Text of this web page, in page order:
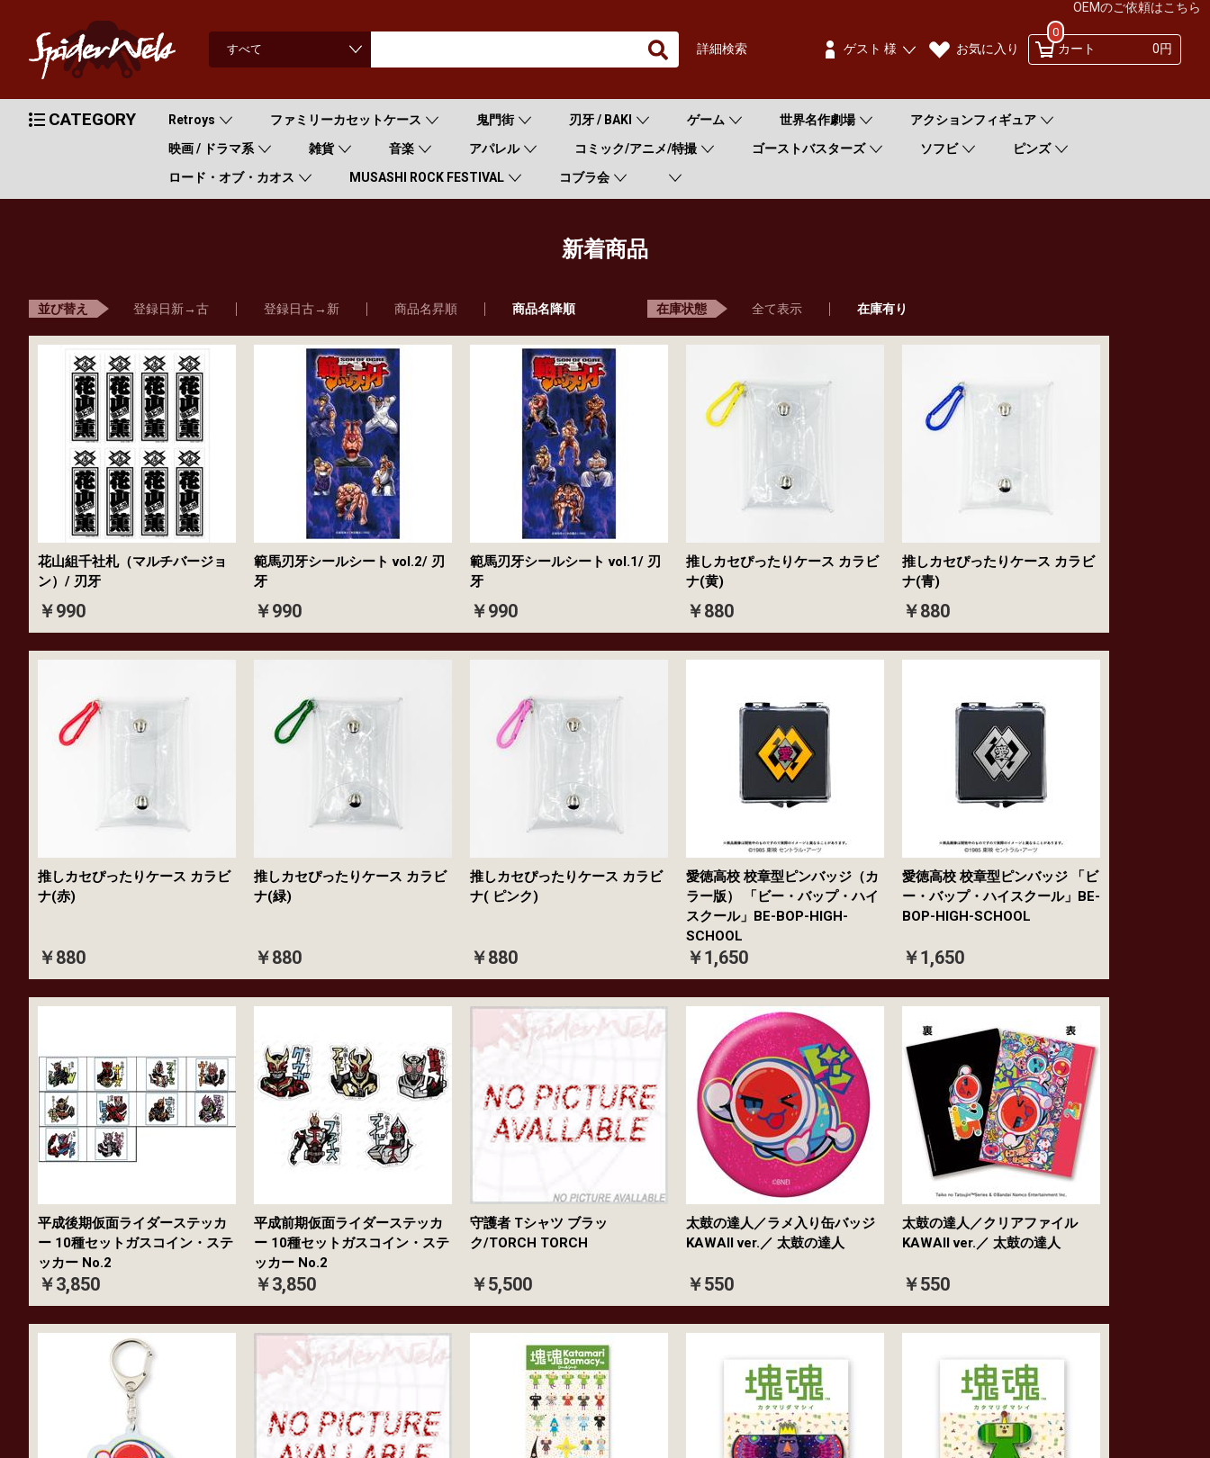
OEMのご依頼はこちら
詳細検索 ゲスト 様 お気に入り カート 0円
0
CATEGORY Retroys ファミリーカセットケース 鬼門街 刃牙 / BAKI ゲーム 世界名作劇場
アクションフィギュア
映画 / ドラマ系
雑貨 音楽 アパレル コミック/アニメ/特撮 ゴーストバスターズ ソフビ
ピンズ
ロード・オブ・カオス
MUSASHI ROCK FESTIVAL コブラ会
新着商品
並び替え 登録日新→古 登録日古→新 商品名昇順 商品名降順 在庫状態 全て表示 在庫有り
花山組千社札（マルチバージョ
ン）/ 刃牙
￥990
範馬刃牙シールシート vol.2/ 刃
牙
￥990
範馬刃牙シールシート vol.1/ 刃
牙
￥990
推しカセぴったりケース カラビ
ナ(黄)
￥880
推しカセぴったりケース カラビ
ナ(青)
￥880
推しカセぴったりケース カラビ
ナ(赤)
￥880
推しカセぴったりケース カラビ
ナ(緑)
￥880
推しカセぴったりケース カラビ
ナ( ピンク)
￥880
愛徳高校 校章型ピンバッジ（カ
ラー版） 「ビー・バップ・ハイ
スクール」BE-BOP-HIGH-
SCHOOL
￥1,650
愛徳高校 校章型ピンバッジ 「ビ
ー・バップ・ハイスクール」BE-
BOP-HIGH-SCHOOL
￥1,650
平成後期仮面ライダーステッカ
ー 10種セットガスコイン・ステ
ッカー No.2
￥3,850
平成前期仮面ライダーステッカ
ー 10種セットガスコイン・ステ
ッカー No.2
￥3,850
守護者 Tシャツ ブラッ
ク/TORCH TORCH
￥5,500
太鼓の達人／ラメ入り缶バッジ
KAWAII ver.／ 太鼓の達人
￥550
太鼓の達人／クリアファイル
KAWAII ver.／ 太鼓の達人
￥550